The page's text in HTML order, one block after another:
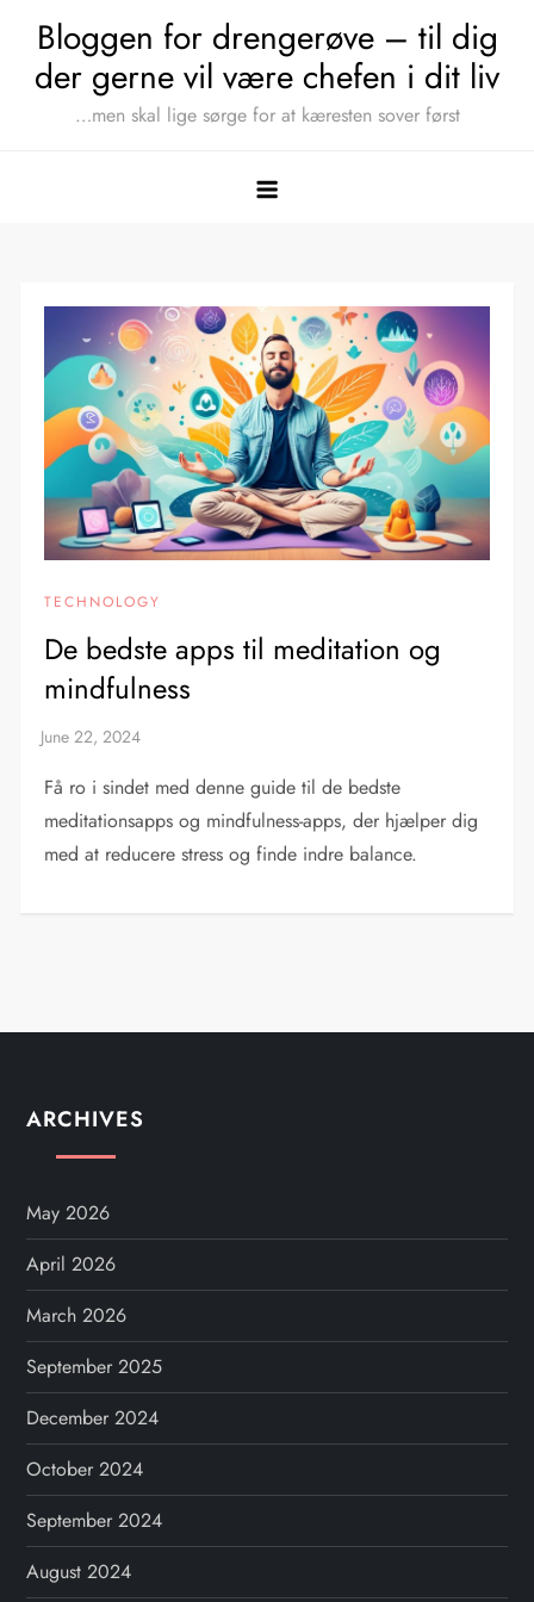
content
Bloggen for drengerøve – til dig
der gerne vil være chefen i dit liv
…men skal lige sørge for at kæresten sover først
TECHNOLOGY
De bedste apps til meditation og
mindfulness
Få ro i sindet med denne guide til de bedste
meditationsapps og mindfulness-apps, der hjælper dig
med at reducere stress og finde indre balance.
ARCHIVES
May 2026
April 2026
March 2026
September 2025
December 2024
October 2024
September 2024
August 2024